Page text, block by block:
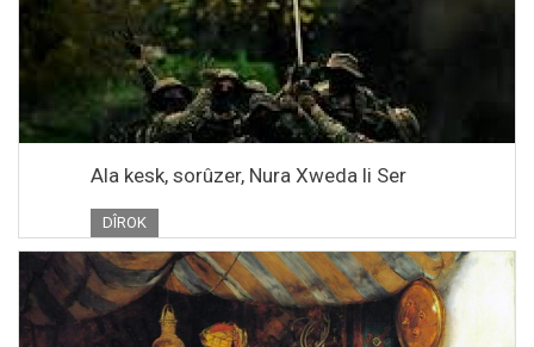
Ala kesk, sorûzer, Nura Xweda li Ser
DÎROK